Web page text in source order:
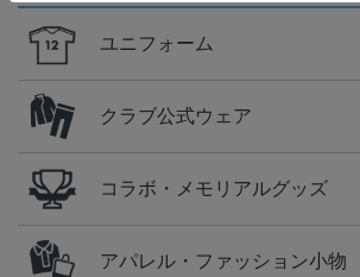
ユニフォーム
クラブ公式ウェア
コラボ・メモリアルグッズ
アパレル・ファッション小物